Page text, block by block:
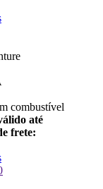
combustível
até
frete: